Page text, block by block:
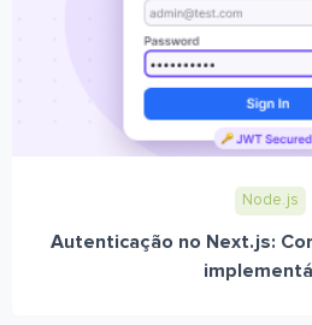
Node.js
Autenticação no Next.js: